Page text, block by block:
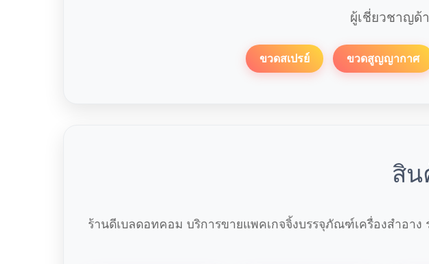
ผู้เชี่ยวชาญด้
ขวดสเปรย์ ขวดสูญญากาศ
สิน
ร้านดีเบลดอทคอม บริการขายแพคเกจจิ้งบรรจุภัณฑ์เครื่องสำอา